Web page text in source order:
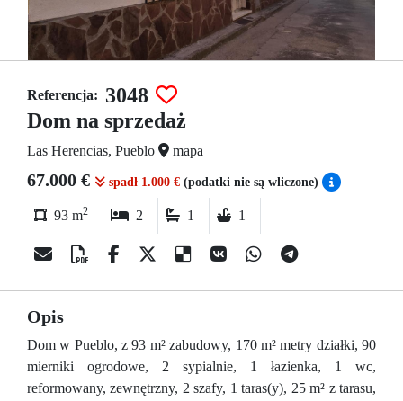
Referencja: 3048
Dom na sprzedaż
Las Herencias, Pueblo mapa
67.000 € spadł 1.000 € (podatki nie są wliczone)
93 m2 2 1 1
Opis
Dom w Pueblo, z 93 m² zabudowy, 170 m² metry działki, 90
mierniki ogrodowe, 2 sypialnie, 1 łazienka, 1 wc,
reformowany, zewnętrzny, 2 szafy, 1 taras(y), 25 m² z tarasu,